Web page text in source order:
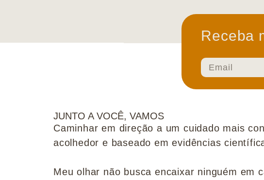
Receba
JUNTO A VOCÊ, VAMOS
Caminhar em direção a um cuidado mais
acolhedor e baseado em evidências
Meu olhar não busca encaixar ninguém em